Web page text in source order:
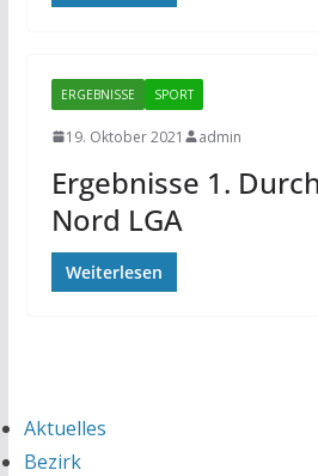
ERGEBNISSE SPORT
19. Oktober 2021 admin
Ergebnisse 1.
Nord LGA
Weiterlesen
Aktuelles
Bezirk